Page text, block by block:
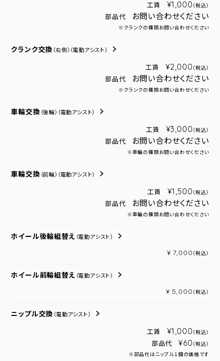
工賃 ¥1,000 （税込）
部品代 お問い合わせください
※クランクの種類お問い合わせください
クランク交換 （右側） （電動アシスト）
工賃 ¥2,000 （税込）
部品代 お問い合わせください
※クランクの種類お問い合わせください
車輪交換 （後輪） （電動アシスト）
工賃 ¥3,000 （税込）
部品代 お問い合わせください
※車輪の種類お問い合わせください
車輪交換 （前輪） （電動アシスト）
工賃 ¥1,500 （税込）
部品代 お問い合わせください
※車輪の種類お問い合わせください
ホイール後輪組替え （電動アシスト）
¥ 7,000 （税込）
ホイール前輪組替え （電動アシスト）
¥ 5,000 （税込）
ニップル交換 （電動アシスト）
工賃 ¥1,000 （税込）
部品代 ¥60 （税込）
※部品代はニップル１個の価格です